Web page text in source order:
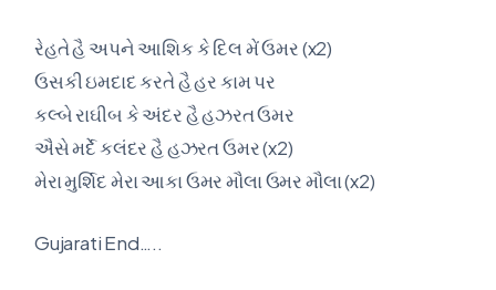
રેહતે હૈ અપને આશિક કે દિલ મેં ઉમર (x2)
ઉસકી ઇમદાદ કરતે હૈ હર કામ પર
કલ્બે રાઘીબ કે અંદર હૈ હઝરત ઉમર
ઐસે મર્દે કલંદર હૈ હઝરત ઉમર (x2)
મેરા મુર્શિદ મેરા આકા ઉમર મૌલા ઉમર મૌલા (x2)
Gujarati End…..